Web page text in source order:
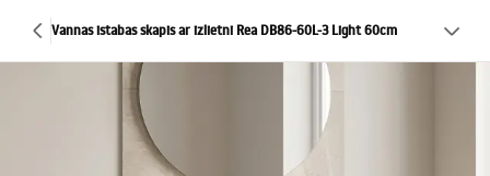
Vannas istabas skapis ar izlietni Rea DB86-60L-3 Light 60cm